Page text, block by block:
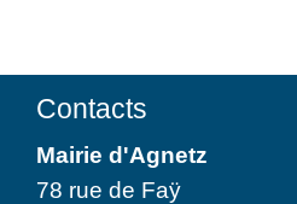
Contacts
Mairie d'Agnetz
78 rue de Faÿ